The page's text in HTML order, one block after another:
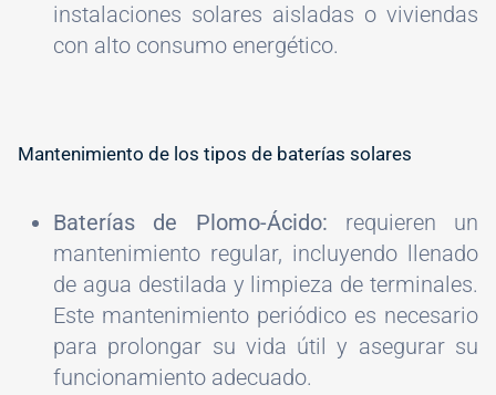
instalaciones solares aisladas o viviendas
con alto consumo energético.
Mantenimiento de los tipos de baterías solares
Baterías de Plomo-Ácido: requieren un
mantenimiento regular, incluyendo llenado
de agua destilada y limpieza de terminales.
Este mantenimiento periódico es necesario
para prolongar su vida útil y asegurar su
funcionamiento adecuado.